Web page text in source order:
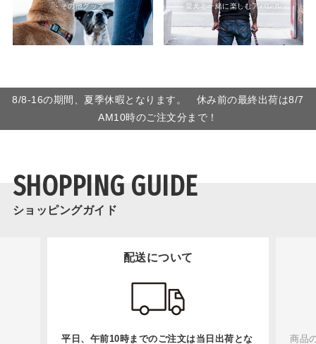
- その他グッズ - - 愛犬と一緒に楽しむアパレル -
8/8-16の期間、夏季休暇となります。 休み前の最終出荷は8/7
AM10時のご注文分まで！
SHOPPING GUIDE
ショッピングガイド
配送について
平日、午前10時までのご注文は当日出荷とな
商品